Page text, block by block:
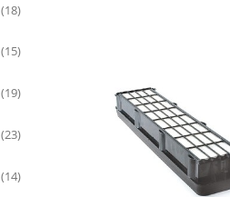
(18)
(15)
(19)
(23)
(14)